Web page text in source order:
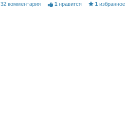
32 комментария 1 нравится 1 избранное